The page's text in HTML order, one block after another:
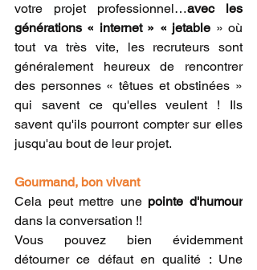
votre projet professionnel…avec les
générations « internet » « jetable » où
tout va très vite, les recruteurs sont
généralement heureux de rencontrer
des personnes « têtues et obstinées »
qui savent ce qu'elles veulent ! Ils
savent qu'ils pourront compter sur elles
jusqu'au bout de leur projet.
Gourmand, bon vivant
Cela peut mettre une pointe d'humour
dans la conversation !!
Vous pouvez bien évidemment
détourner ce défaut en qualité : Une